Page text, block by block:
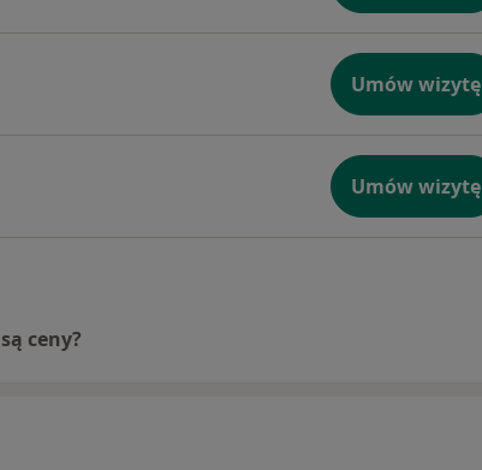
Umów wizytę
Umów wizytę
ceny?